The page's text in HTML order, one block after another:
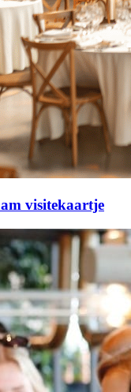
visitekaartje